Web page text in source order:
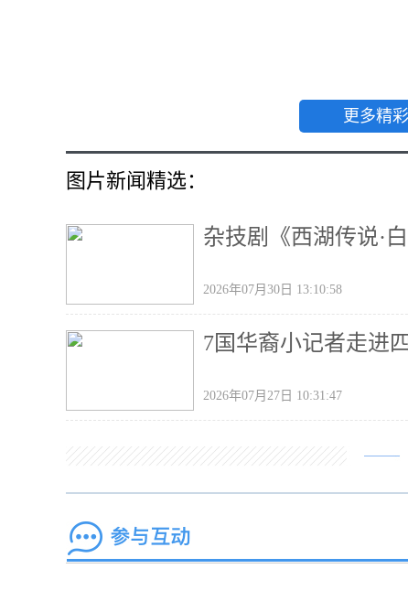
更多精
图片新闻精选：
杂技剧《西湖传说·
2026年07月30日 13:10:58
7国华裔小记者走进
2026年07月27日 10:31:47